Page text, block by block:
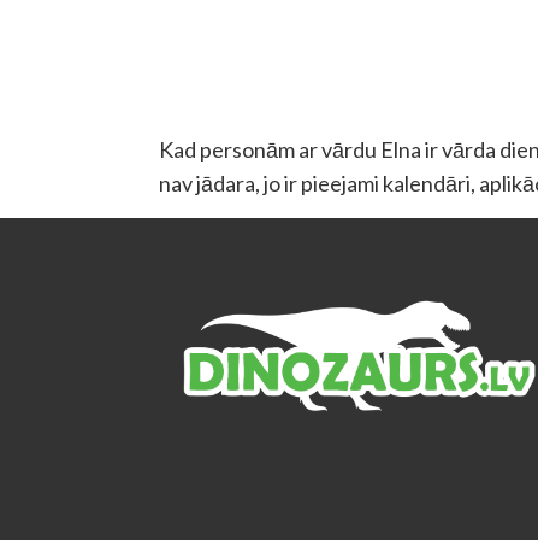
Kad personām ar vārdu Elna ir vārda
nav jādara, jo ir pieejami kalendāri,